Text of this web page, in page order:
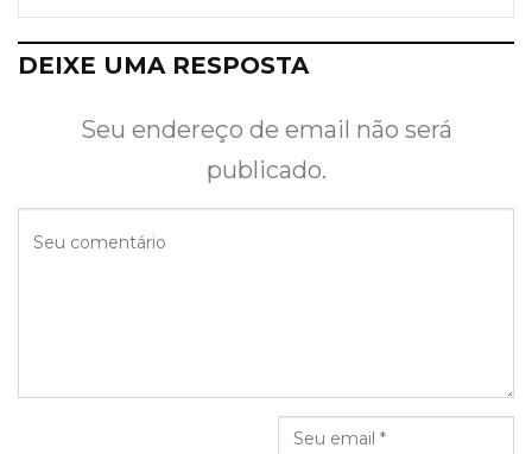
DEIXE UMA RESPOSTA
Seu endereço de email não será
publicado.